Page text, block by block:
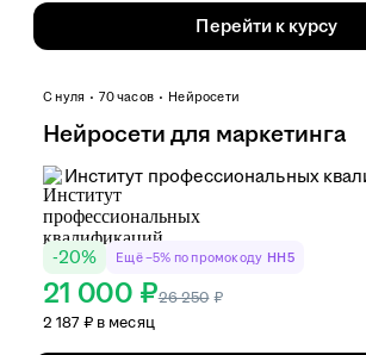
Перейти к курсу
С нуля 70 часов Нейросети
Нейросети для маркетинга
Институт профессиональных
-20% Ещё −5% по промокоду HH5
21 000 ₽26 250 ₽
2 187 ₽ в месяц